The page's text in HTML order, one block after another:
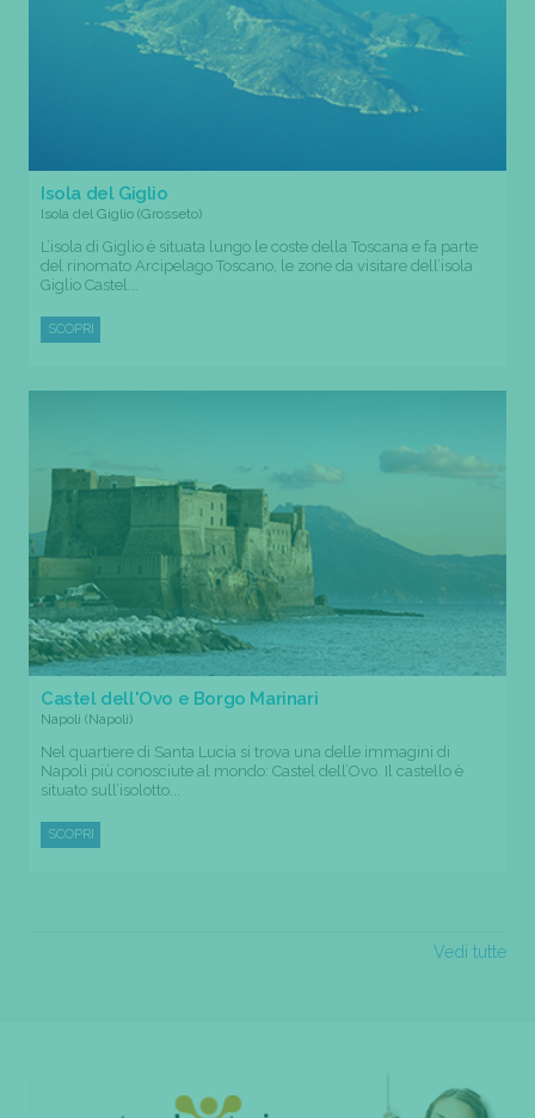
Isola del Giglio
Isola del Giglio (Grosseto)
L’isola di Giglio è situata lungo le coste della Toscana e fa parte
del rinomato Arcipelago Toscano, le zone da visitare dell’isola
Giglio Castel...
SCOPRI
Castel dell'Ovo e Borgo Marinari
Napoli (Napoli)
Nel quartiere di Santa Lucia si trova una delle immagini di
Napoli più conosciute al mondo: Castel dell’Ovo. Il castello è
situato sull’isolotto...
SCOPRI
Vedi tutte